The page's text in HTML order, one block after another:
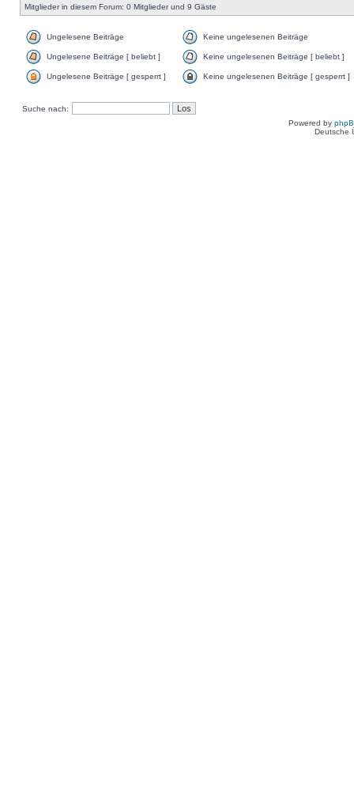
Mitglieder in diesem Forum: 0 Mitglieder und 9 Gäste
Ungelesene Beiträge Keine ungelesenen Beiträge
Ungelesene Beiträge [ beliebt ] Keine ungelesenen Beiträge [ beliebt ]
Ungelesene Beiträge [ gesperrt ] Keine ungelesenen Beiträge [ gesperrt ]
Suche nach:
Powered by
Deutsche